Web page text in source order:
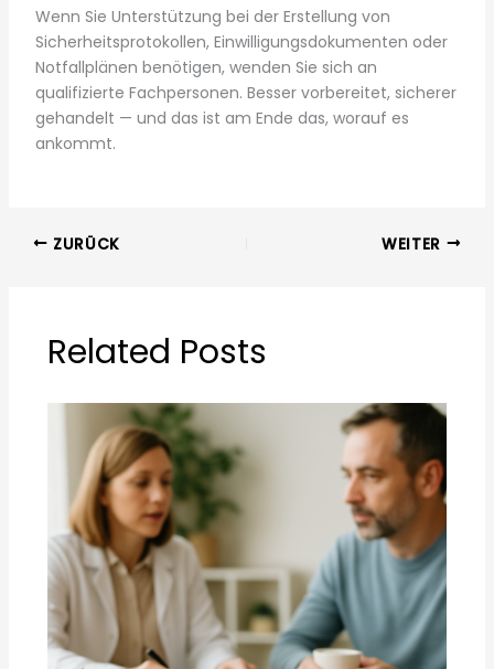
Wenn Sie Unterstützung bei der Erstellung von
Sicherheitsprotokollen, Einwilligungsdokumenten oder
Notfallplänen benötigen, wenden Sie sich an
qualifizierte Fachpersonen. Besser vorbereitet, sicherer
gehandelt — und das ist am Ende das, worauf es
ankommt.
ZURÜCK WEITER
Related Posts